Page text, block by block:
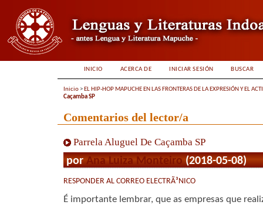
INICIO ACERCA DE INICIAR SESIÓN BUSCAR
Inicio > EL HIP-HOP MAPUCHE EN LAS FRONTERAS DE LA EXPRESIÓN Y EL
Caçamba SP
Comentarios del lector/a
Parrela Aluguel De Caçamba SP
porAna Luiza Monteiro(2018-05-08)
RESPONDER AL CORREO ELECTRÃ³NICO
É importante lembrar, que as empresas que